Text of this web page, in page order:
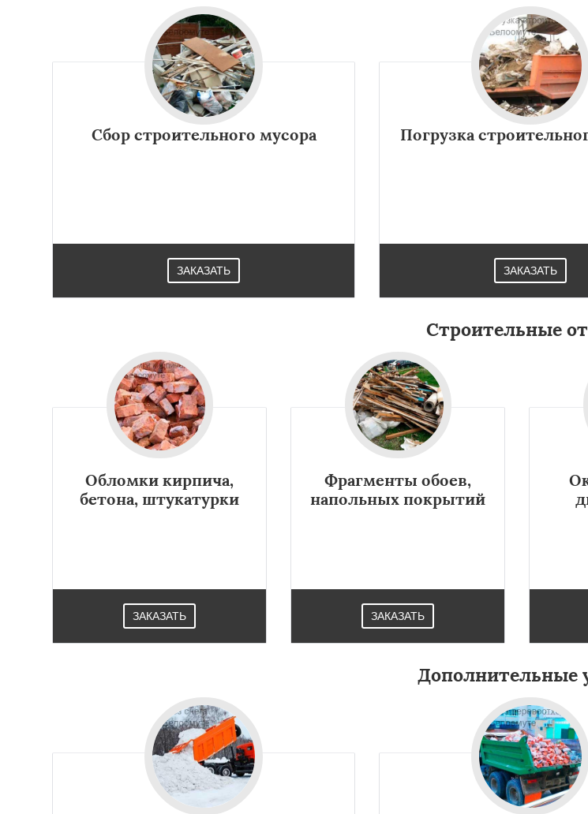
Загорянский
Заречье
Монино Нахабино
Некрасовское
Сбор строительного мусора
ЗАКАЗАТЬ
Погрузка
ЗАКАЗАТЬ
Строительные
Обломки кирпича,
бетона, штукатурки
ЗАКАЗАТЬ
Фрагменты обоев,
напольных покрытий
ЗАКАЗАТЬ
Дополнительные
Даю согласие на обработку